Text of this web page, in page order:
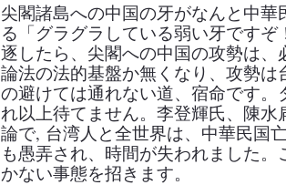
尖閣諸島への中国の牙がなんと中
る「グラグラしている弱い牙です
逐したら、尖閣への中国の攻勢は
論法の法的基盤か無くなり、攻勢
の避けては通れない道、宿命です
れ以上待てません。李登輝氏、陳
論で, 台湾人と全世界は、中華民国
も愚弄され、時間が失われました
かない事態を招きます。